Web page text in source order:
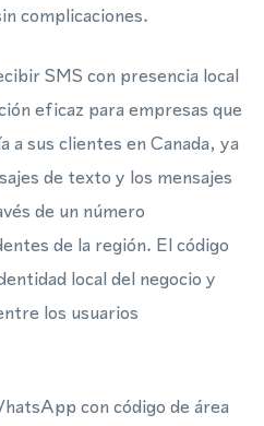
complicaciones.
SMS con presencia local
eficaz para empresas que
a sus clientes en Canada, ya
de texto y los mensajes
de un número
de la región. El código
local del negocio y
los usuarios
con código de área